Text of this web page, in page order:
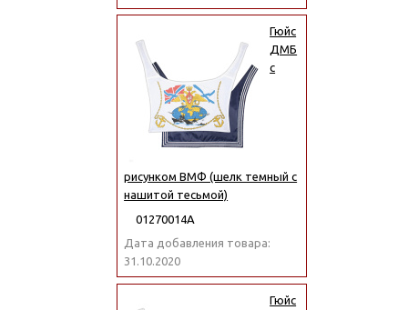
Гюйс
ДМБ
с
рисунком ВМФ (шелк темный с
нашитой тесьмой)
01270014А
Дата добавления товара:
31.10.2020
Гюйс